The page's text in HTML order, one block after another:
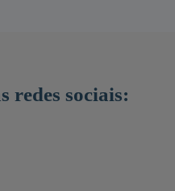
redes sociais: